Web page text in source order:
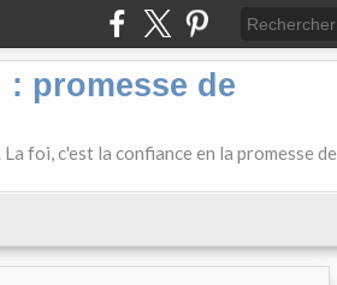
promesse de
foi, c'est la confiance en la promesse de